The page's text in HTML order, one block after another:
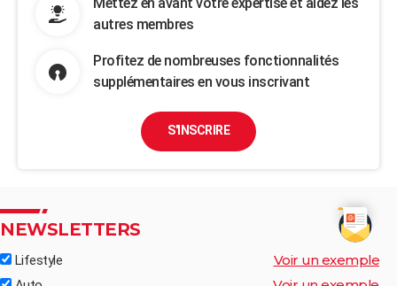
autres membres
Profitez de nombreuses fonctionnalités
supplémentaires en vous inscrivant
S'INSCRIRE
NEWSLETTERS
Lifestyle Voir un exemple